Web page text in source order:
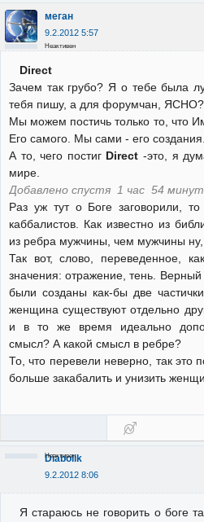
меган
9.2.2012 5:57
Неактивен
Direct
Зачем так грубо? Я о тебе была
тебя пишу, а для форумчан, ЯСНО?
Мы можем постичь только то, что
Его самого. Мы сами - его
А то, чего постиг Direct -это, я
мире.
Добавлено спустя 1 час 54
Раз уж тут о Боге заговорили,
каббалистов. Как известно из
из ребра мужчины, чем мужчины ну,
Так вот, слово, переведенное,
значения: отражение, тень.
были созданы как-бы две
женщина существуют отдельно
и в то же время идеально
смысл? А какой смысл в ребре?
То, что перевели неверно, так это
больше закабалить и унизить
Diabolik
9.2.2012 8:06
Неактивен
Я стараюсь не говорить о боге